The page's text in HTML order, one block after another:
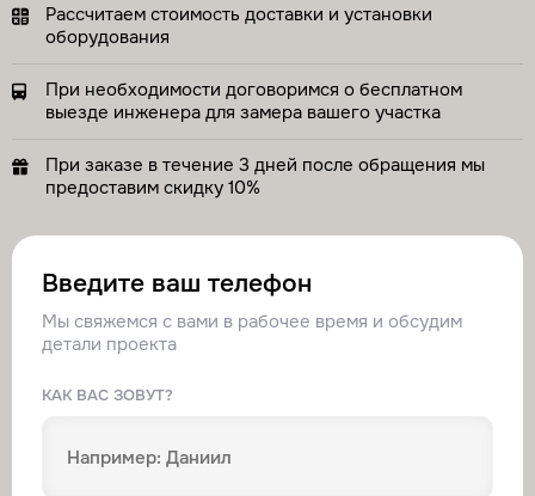
Рассчитаем стоимость доставки и установки
оборудования
При необходимости договоримся о бесплатном
выезде инженера для замера вашего участка
При заказе в течение 3 дней после обращения мы
предоставим скидку 10%
Введите ваш телефон
Мы свяжемся с вами в рабочее время и обсудим
детали проекта
КАК ВАС ЗОВУТ?